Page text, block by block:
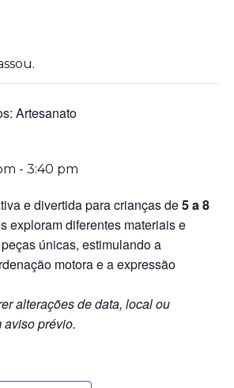
Artesanato
- 3:40 pm
e divertida para crianças de5 a 8
exploram diferentes materiais e
únicas, estimulando a
motora e a expressão
alterações de data, local ou
prévio.